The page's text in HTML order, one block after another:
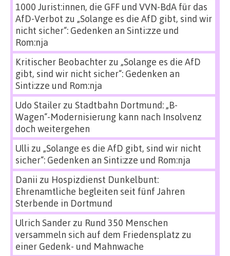
1000 Jurist:innen, die GFF und VVN-BdA für das
AfD-Verbot zu „Solange es die AfD gibt, sind wir
nicht sicher“: Gedenken an Sinti:zze und
Rom:nja
Kritischer Beobachterzu „Solange es die AfD
gibt, sind wir nicht sicher“: Gedenken an
Sinti:zze und Rom:nja
Udo Stailerzu Stadtbahn Dortmund: „B-
Wagen“-Modernisierung kann nach Insolvenz
doch weitergehen
Ulli zu „Solange es die AfD gibt, sind wir nicht
sicher“: Gedenken an Sinti:zze und Rom:nja
Danii zu Hospizdienst Dunkelbunt:
Ehrenamtliche begleiten seit fünf Jahren
Sterbende in Dortmund
Ulrich Sanderzu Rund 350 Menschen
versammeln sich auf dem Friedensplatz zu
einer Gedenk- und Mahnwache